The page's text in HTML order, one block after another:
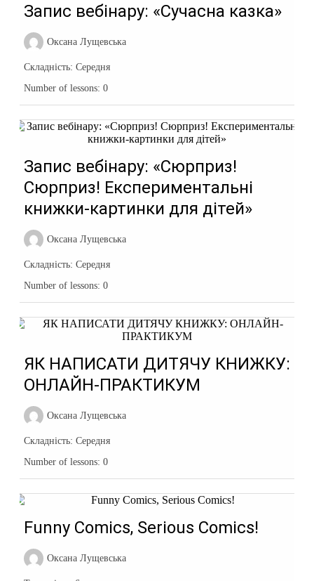
Запис вебінару: «Сучасна казка»
Оксана Лущевська
Складність: Середня
Number of lessons: 0
Запис вебінару: «Сюрприз!
Сюрприз! Експериментальні
книжки-картинки для дітей»
Оксана Лущевська
Складність: Середня
Number of lessons: 0
ЯК НАПИСАТИ ДИТЯЧУ КНИЖКУ:
ОНЛАЙН-ПРАКТИКУМ
Оксана Лущевська
Складність: Середня
Number of lessons: 0
Funny Comics, Serious Comics!
Оксана Лущевська